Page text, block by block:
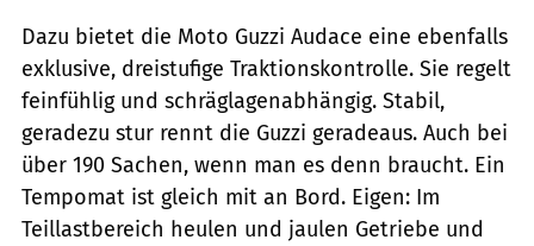
Dazu bietet die Moto Guzzi Audace eine ebenfalls
exklusive, dreistufige Traktionskontrolle. Sie regelt
feinfühlig und schräglagenab­hängig. Stabil,
geradezu stur rennt die Guzzi geradeaus. Auch bei
über 190 Sachen, wenn man es denn braucht. Ein
Tempomat ist gleich mit an Bord. Eigen: Im
Teillast­bereich heulen und jaulen Getriebe und